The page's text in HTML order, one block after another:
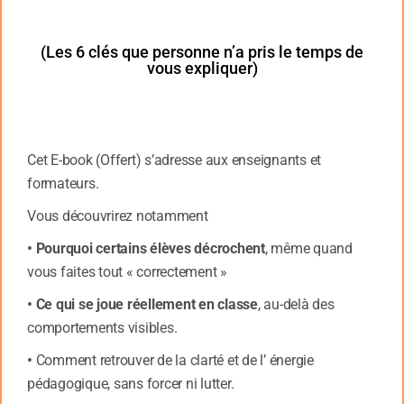
transformation’- soient achevées à l’heure du
coucher, afin d’entreprendre Ies deux autres fonctions
nouvelles cellules.
nouvelles naissent. Certaines d’entre elles ont une
durée de vie très brève, comme les cellules
intestinales qui ne vivent que 36 heures. Ainsi,
chaque nuit, notre corps se régénère en se
par des nouvelles. Afin de faciliter ce travail essentiel
de rénovation continue, il est préférable de ne pas
(Les 6 clés que personne n’a pris le temps de
vous expliquer)
Cet E-book (Offert) s’adresse aux enseignants et
formateurs.
Vous découvrirez notamment
• Pourquoi certains élèves décrochent, même quand
vous faites tout « correctement »
• Ce qui se joue réellement en classe, au-delà des
comportements visibles.
• Comment retrouver de la clarté et de l’ énergie
pédagogique, sans forcer ni lutter.